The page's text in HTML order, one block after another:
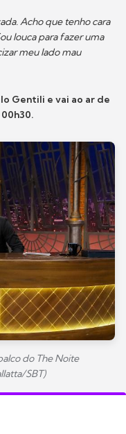
Acho que tenho cara
louca para fazer uma
meu lado mau
Gentili e vai ao ar de
do The Noite
SBT)